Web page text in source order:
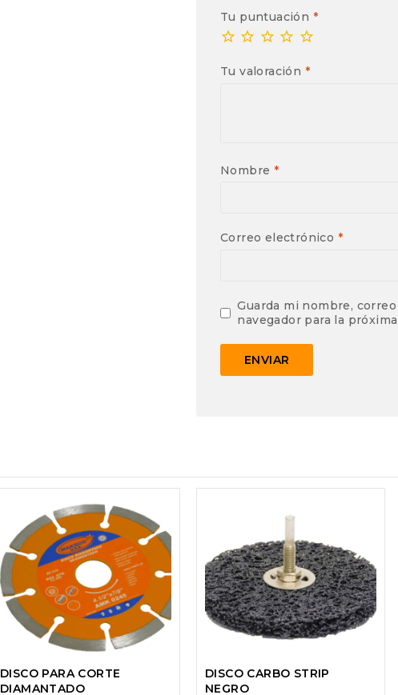
Tu puntuación *
Tu valoración *
Nombre *
Correo electrónico *
Guarda mi nombre,
navegador para la
DISCO PARA CORTE
DIAMANTADO
DISCO CARBO STRIP
NEGRO